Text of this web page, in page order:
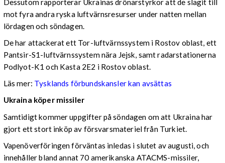
Dessutom rapporterar Ukrainas drönarstyrkor att de slagit till
mot fyra andra ryska luftvärnsresurser under natten mellan
lördagen och söndagen.
De har attackerat ett Tor-luftvärnssystem i Rostov oblast, ett
Pantsir-S1-luftvärnssystem nära Jejsk, samt radarstationerna
Podlyot-K1 och Kasta 2E2 i Rostov oblast.
Läs mer: Tysklands förbundskansler kan avsättas
Ukraina köper missiler
Samtidigt kommer uppgifter på söndagen om att Ukraina har
gjort ett stort inköp av försvarsmateriel från Turkiet.
Vapenöverföringen förväntas inledas i slutet av augusti, och
innehåller bland annat 70 amerikanska ATACMS-missiler,